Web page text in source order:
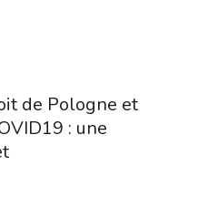
de Pologne et
: une